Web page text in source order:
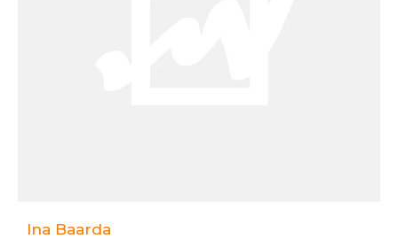
Ina Baarda